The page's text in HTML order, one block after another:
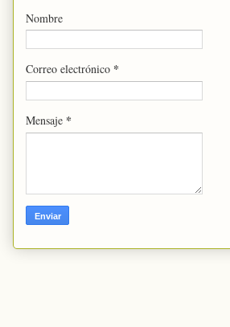
Nombre
Correo electrónico *
Mensaje *